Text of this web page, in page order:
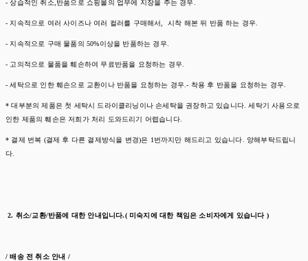
- 상습적인 취소,반품으로 쇼핑몰의 업무에 지장을 주는 경우.
- 지속적으로 여러 사이즈나 여러 컬러를 구매해서, 시착 해본 뒤 반품 하는 경우.
- 지속적으로 구매 물품의 50%이상을 반품하는 경우.
- 고의적으로 물품을 훼손하여 무료반품을 요청하는 경우.
- 세탁으로 인한 훼손으로 교환이나 반품을 요청하는 경우.- 착용 후 반품을 요청하는 경우.
* 대부분의 제품은 첫 세탁시 드라이클리닝이나 손세탁을 권장하고 있습니다. 세탁기 사용으로
인한 제품의 훼손은 저희가 처리 도와드리기 어렵습니다.
* 결제 번복 (결제 후 다른 결제방식을 변경)은 1번까지만 해드리고 있습니다. 양해부탁드립니
다.
2. 취소/교환/반품에 대한 안내입니다.( 미숙지에 대한 책임은 소비자에게 있습니다 )
/ 배송 전 취소 안내 /